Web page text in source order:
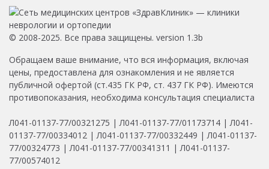
© 2008-2025. Все права защищены. version 1.3b
Обращаем ваше внимание, что вся информация, включая
цены, предоставлена для ознакомления и не является
публичной офертой (ст.435 ГК РФ, ст. 437 ГК РФ). Имеются
противопоказания, необходима консультация специалиста
Л041-01137-77/00321275 | Л041-01137-77/01173714 | Л041-
01137-77/00334012 | Л041-01137-77/00332449 | Л041-01137-
77/00324773 | Л041-01137-77/00341311 | Л041-01137-
77/00574012